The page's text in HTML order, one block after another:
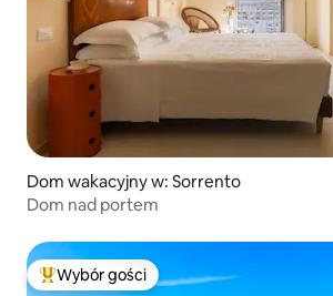
Dom wakacyjny w: Sorrento
Dom nad portem
Najpopularniejsze z kategorii Wybór gości
Wybór gości